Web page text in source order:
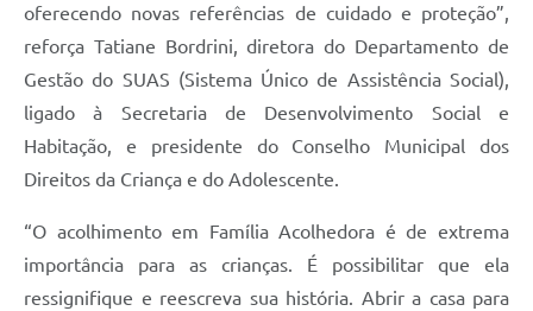
oferecendo novas referências de cuidado e proteção”,
reforça Tatiane Bordrini, diretora do Departamento de
Gestão do SUAS (Sistema Único de Assistência Social),
ligado à Secretaria de Desenvolvimento Social e
Habitação, e presidente do Conselho Municipal dos
Direitos da Criança e do Adolescente.
“O acolhimento em Família Acolhedora é de extrema
importância para as crianças. É possibilitar que ela
ressignifique e reescreva sua história. Abrir a casa para